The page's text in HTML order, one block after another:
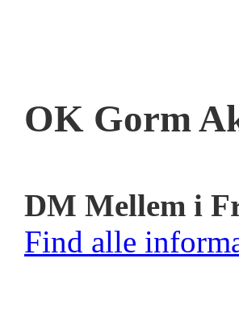
OK Gorm
DM Mellem i
Find alle